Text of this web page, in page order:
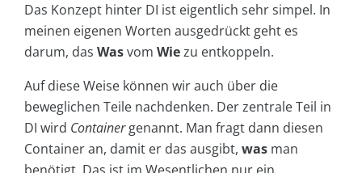
Das Konzept hinter DI ist eigentlich sehr simpel. In
meinen eigenen Worten ausgedrückt geht es
darum, das Wasvom Wiezu entkoppeln.
Auf diese Weise können wir auch über die
beweglichen Teile nachdenken. Der zentrale Teil in
DI wird Containergenannt. Man fragt dann diesen
Container an, damit er das ausgibt, was man